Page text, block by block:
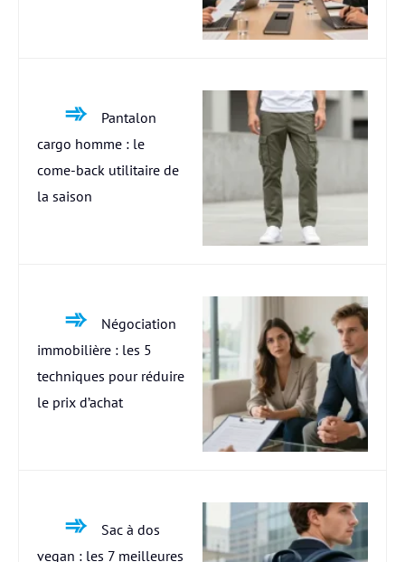
Pantalon
cargo homme : le
come-back utilitaire de
la saison
Négociation
immobilière : les 5
techniques pour réduire
le prix d’achat
Sac à dos
vegan : les 7 meilleures